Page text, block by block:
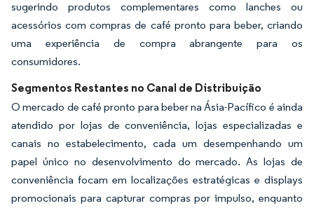
sugerindo produtos complementares como lanches ou
acessórios com compras de café pronto para beber, criando
uma experiência de compra abrangente para os
consumidores.
Segmentos Restantes no Canal de Distribuição
O mercado de café pronto para beber na Ásia-Pacífico é ainda
atendido por lojas de conveniência, lojas especializadas e
canais no estabelecimento, cada um desempenhando um
papel único no desenvolvimento do mercado. As lojas de
conveniência focam em localizações estratégicas e displays
promocionais para capturar compras por impulso, enquanto